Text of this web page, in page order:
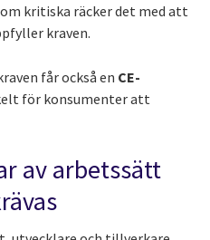
kritiska räcker det med att
kraven.
får också en CE-
för konsumenter att
av arbetssätt